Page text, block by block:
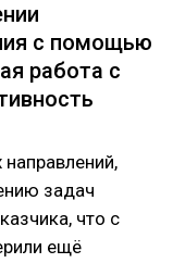
с помощью
работа с
задач
что с
ещё